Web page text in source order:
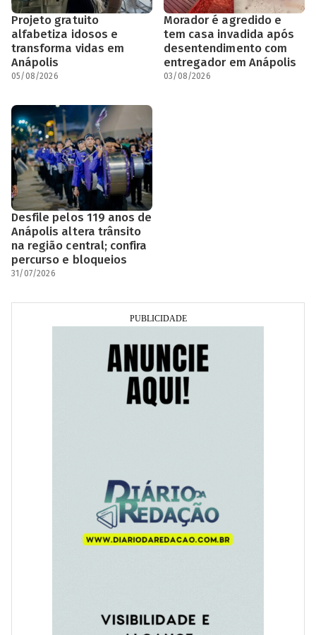
Projeto gratuito
alfabetiza idosos e
transforma vidas em
Anápolis
05/08/2026
Morador é agredido e
tem casa invadida após
desentendimento com
entregador em Anápolis
03/08/2026
Desfile pelos 119 anos de
Anápolis altera trânsito
na região central; confira
percurso e bloqueios
31/07/2026